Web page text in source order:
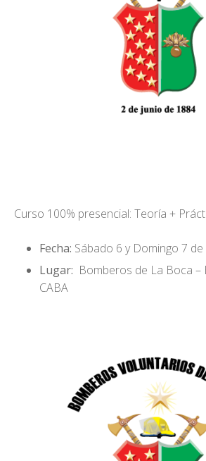
Curso 100% presencial: Teoría +
Fecha: Sábado 6 y Domingo 7
Lugar: Bomberos de La Boca –
CABA